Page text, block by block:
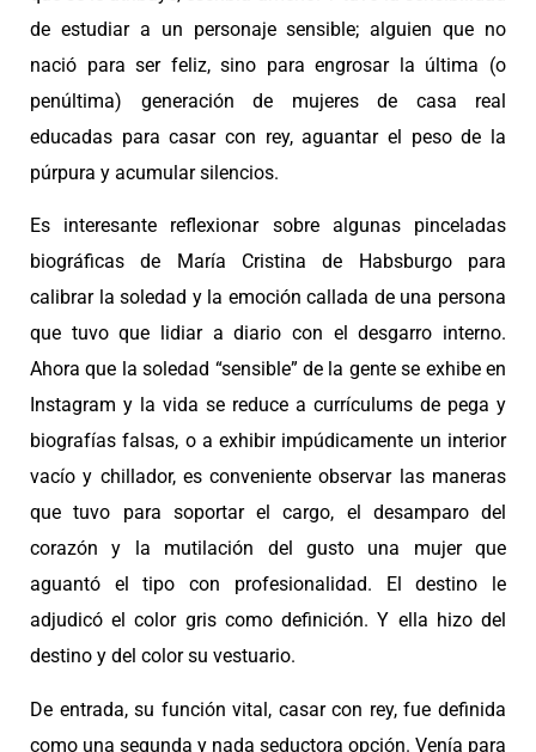
de estudiar a un personaje sensible; alguien que no
nació para ser feliz, sino para engrosar la última (o
penúltima) generación de mujeres de casa real
educadas para casar con rey, aguantar el peso de la
púrpura y acumular silencios.
Es interesante reflexionar sobre algunas pinceladas
biográficas de María Cristina de Habsburgo para
calibrar la soledad y la emoción callada de una persona
que tuvo que lidiar a diario con el desgarro interno.
Ahora que la soledad “sensible” de la gente se exhibe en
Instagram y la vida se reduce a currículums de pega y
biografías falsas, o a exhibir impúdicamente un interior
vacío y chillador, es conveniente observar las maneras
que tuvo para soportar el cargo, el desamparo del
corazón y la mutilación del gusto una mujer que
aguantó el tipo con profesionalidad. El destino le
adjudicó el color gris como definición. Y ella hizo del
destino y del color su vestuario.
De entrada, su función vital, casar con rey, fue definida
como una segunda y nada seductora opción. Venía para